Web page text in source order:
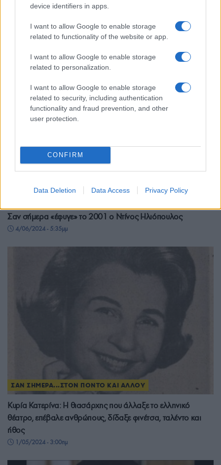
device identifiers in apps.
I want to allow Google to enable storage
related to functionality of the website or app.
I want to allow Google to enable storage
related to personalization.
I want to allow Google to enable storage
related to security, including authentication
functionality and fraud prevention, and other
user protection.
CONFIRM
Data Deletion Data Access Privacy Policy
ζωή ενός τεράστιου ηθοποιού
29/06/2024 - 6:34μμ
ΣΑΝ ΣΗΜΕΡΑ...ΣΤΟΝ ΠΟΝΤΟ ΚΑΙ ΑΛΛΟΥ
Σαν σήμερα «έφυγε» το 2001 ο Ντίνος Ηλιόπουλος
4/06/2024 - 5:35μμ
ΣΑΝ ΣΗΜΕΡΑ...ΣΤΟΝ ΠΟΝΤΟ ΚΑΙ ΑΛΛΟΥ
Κυρία Κατερίνα: Η θιασάρχης που άλλαξε το ελληνικό
θέατρο, επέβαλε ανθρώπους, δίδαξε φινέτσα, ταλέντο και
ήθος
1/05/2024 - 3:00πμ